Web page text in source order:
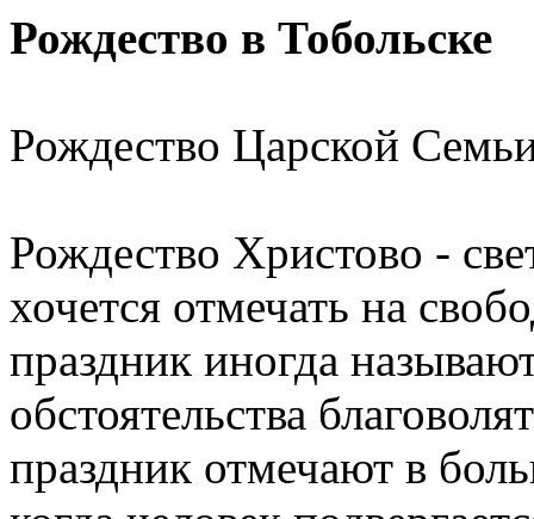
Рождество в Тобольске
Рождество Царской
Рождество Христово -
хочется отмечать на
праздник иногда
обстоятельства
праздник отмечают в